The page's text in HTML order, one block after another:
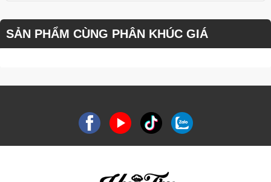
SẢN PHẨM CÙNG PHÂN KHÚC GIÁ